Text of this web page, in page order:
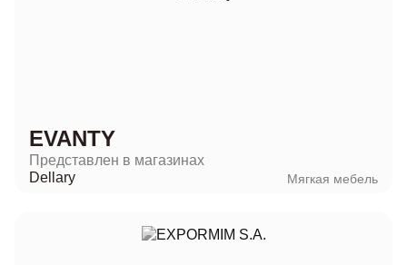
EVANTY
Представлен в магазинах
Dellary
Мягкая мебель